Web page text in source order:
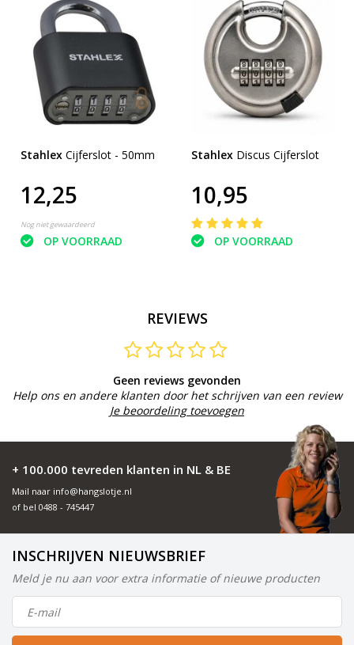
Stahlex Cijferslot - 50mm
12,25
Nog niet gewaardeerd
OP VOORRAAD
Stahlex Discus Cijferslot
10,95
OP VOORRAAD
REVIEWS
Geen reviews gevonden
Help ons en andere klanten door het schrijven van een review
Je beoordeling toevoegen
+ 100.000 tevreden klanten in NL & BE
Mail naar info@hangslotje.nl
of bel 0488 - 745447
INSCHRIJVEN NIEUWSBRIEF
Meld je nu aan voor extra informatie of nieuwe producten